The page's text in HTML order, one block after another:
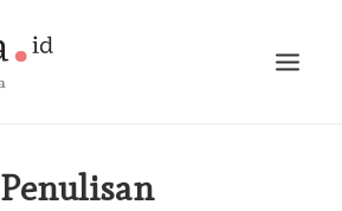
Penulisan